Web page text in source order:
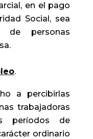
en el pago
Social, sea
personas
.
a percibirlas
trabajadoras
períodos de
ordinario